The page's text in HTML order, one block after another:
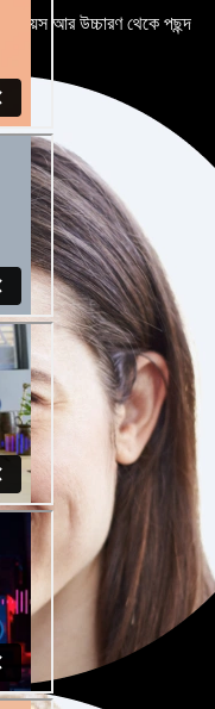
ভয়েস আর উচ্চারণ থেকে পছন্দ